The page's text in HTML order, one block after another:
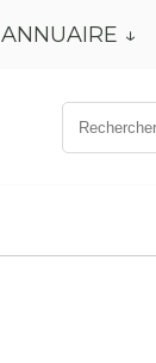
ANNUAIRE
Résultat
de